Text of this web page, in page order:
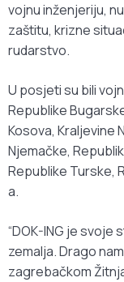
vojnu inženjeriju,
zaštitu, krizne
rudarstvo.
U posjeti su bili
Republike
Kosova, Kraljevine
Njemačke,
Republike Turske,
a.
“DOK-ING je
zemalja. Drago
zagrebačkom